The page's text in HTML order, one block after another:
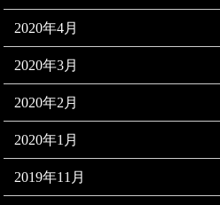
2020年4月
2020年3月
2020年2月
2020年1月
2019年11月